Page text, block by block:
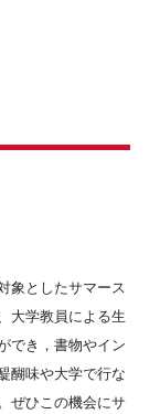
象としたサマース
大学教員による生
でき，書物やイン
醐味や大学で行な
ぜひこの機会にサ